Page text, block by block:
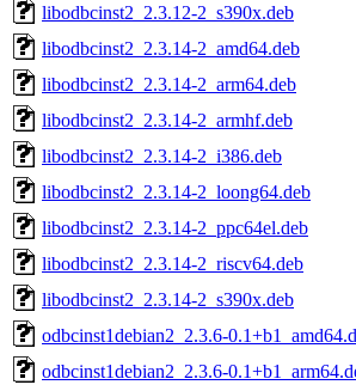
libodbcinst2_2.3.12-2_s390x.deb
libodbcinst2_2.3.14-2_amd64.deb
libodbcinst2_2.3.14-2_arm64.deb
libodbcinst2_2.3.14-2_armhf.deb
libodbcinst2_2.3.14-2_i386.deb
libodbcinst2_2.3.14-2_loong64.deb
libodbcinst2_2.3.14-2_ppc64el.deb
libodbcinst2_2.3.14-2_riscv64.deb
libodbcinst2_2.3.14-2_s390x.deb
odbcinst1debian2_2.3.6-
odbcinst1debian2_2.3.6-